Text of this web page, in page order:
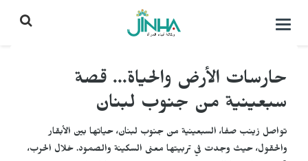
التحكم
حارسات الأرض والحياة... قصة
سبعينية من جنوب لبنان
تواصل زينب صفا، السبعينية من جنوب لبنان، حياتها بين الأبقار
والحقول، حيث وجدت في تربيتها معنى السكينة والصمود. خلال الحرب،